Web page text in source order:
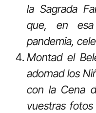
la Sagrada
que, en
pandemia,
Montad el
adornad los
con la Cena
vuestras